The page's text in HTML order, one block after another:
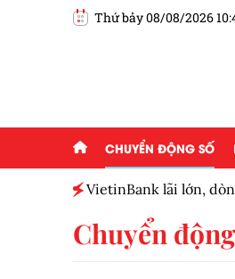
Thứ bảy 08/08/2026
CHUYỂN ĐỘNG SỐ
VietinBank lãi lớn,
Chuyển